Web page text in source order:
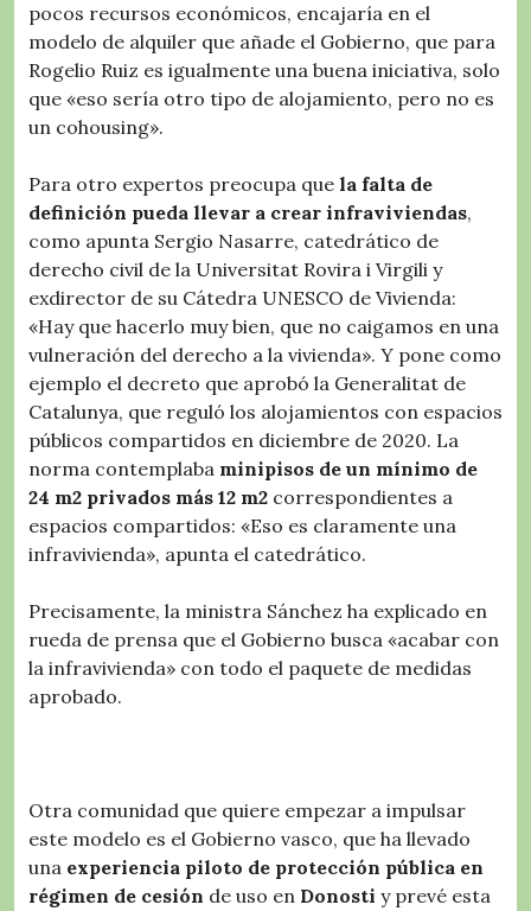
pocos recursos económicos, encajaría en el
modelo de alquiler que añade el Gobierno, que para
Rogelio Ruiz es igualmente una buena iniciativa, solo
que «eso sería otro tipo de alojamiento, pero no es
un cohousing».
Para otro expertos preocupa que la falta de
definición pueda llevar a crear infraviviendas,
como apunta Sergio Nasarre, catedrático de
derecho civil de la Universitat Rovira i Virgili y
exdirector de su Cátedra UNESCO de Vivienda:
«Hay que hacerlo muy bien, que no caigamos en una
vulneración del derecho a la vivienda». Y pone como
ejemplo el decreto que aprobó la Generalitat de
Catalunya, que reguló los alojamientos con espacios
públicos compartidos en diciembre de 2020. La
norma contemplaba minipisos de un mínimo de
24 m2 privados más 12 m2 correspondientes a
espacios compartidos: «Eso es claramente una
infravivienda», apunta el catedrático.
Precisamente, la ministra Sánchez ha explicado en
rueda de prensa que el Gobierno busca «acabar con
la infravivienda» con todo el paquete de medidas
aprobado.
Otra comunidad que quiere empezar a impulsar
este modelo es el Gobierno vasco, que ha llevado
una experiencia piloto de protección pública en
régimen de cesión de uso en Donosti y prevé esta